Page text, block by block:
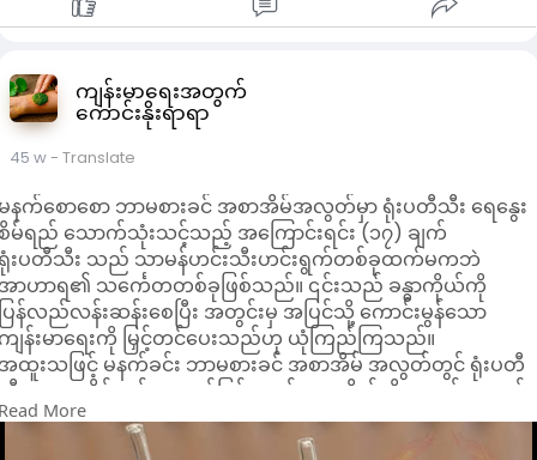
ကျန်းမာရေးအတွက်
ကောင်းနိုးရာရာ
45 w- Translate
နက်စောစော ဘာမစားခင် ​အစာအိမ်အလွတ်မှာ ရုံးပတီသီး ရေနွေး
မ်ရည် သောက်သုံးသင့်သည့် အကြောင်းရင်း (၁၇) ချက်
းပတီသီး သည် သာမန်ဟင်းသီးဟင်းရွက်တစ်ခုထက်မကဘဲ
ာဟာရ၏ သင်္ကေတတစ်ခုဖြစ်သည်။ ၎င်းသည် ခန္ဓာကိုယ်ကို
ြန်လည်လန်းဆန်းစေပြီး အတွင်းမှ အပြင်သို့ ကောင်းမွန်သော
ျန်းမာရေးကို မြှင့်တင်ပေးသည်ဟု ယုံကြည်ကြသည်။
ထူးသဖြင့် မနက်ခင်း ဘာမစားခင် အစာအိမ် အလွတ်တွင် ရုံးပတီ
း ရေနွေးစိမ်ရည် သောက်ခြင်းသည် ခန္ဓာကိုယ်ကို နေ့သစ်အတွက်
သင့်ပြင်ဆင်ရန် ရှေးရိုးစွဲ အလေ့အထတစ်ခု ဖြစ်ပါသည်။
လူအများ လက်ဆင့်ကမ်း ယုံကြည်လာခဲ့သော အကျိုးကျေးဇူးများ
More